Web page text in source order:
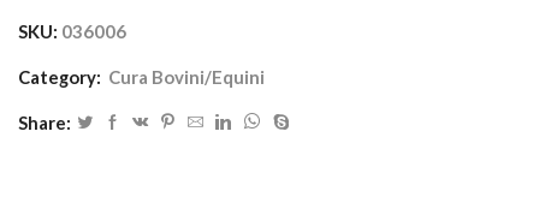
SKU: 036006
Category: Cura Bovini/Equini
Share: